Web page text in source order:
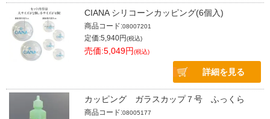
CIANA シリコーンカッピング(6個入)
商品コード:08007201
定価:5,940円(税込)
売価:5,049円(税込)
詳細を見る
カッピング ガラスカップ７号 ふっくら
商品コード:08005177